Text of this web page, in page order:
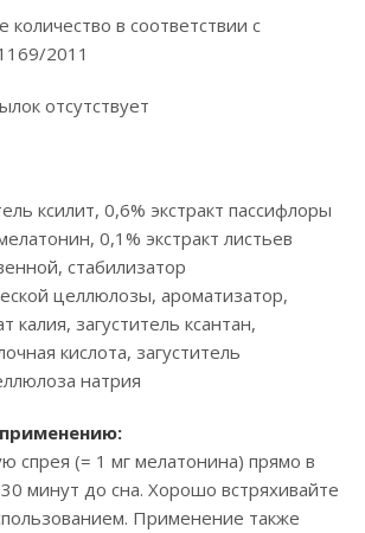
количество в соответствии с
2011
отсутствует
ксилит, 0,6% экстракт пассифлоры
0,1% экстракт листьев
стабилизатор
целлюлозы, ароматизатор,
калия, загуститель ксантан,
кислота, загуститель
натрия
:
спрея (= 1 мг мелатонина) прямо в
минут до сна. Хорошо встряхивайте
Применение также